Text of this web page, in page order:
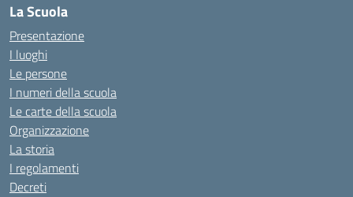
La Scuola
Presentazione
I luoghi
Le persone
I numeri della scuola
Le carte della scuola
Organizzazione
La storia
I regolamenti
Decreti